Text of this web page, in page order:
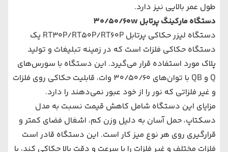
طول عمر بالایی نیز دارد.
دستگاه مارکینگ پرتابل 30/50/60w
دستگاه لیزر حکاکی پرتابل RT30P/RT50P/RT60P یک
دستگاه حکاکی فلزات است که در زمینه تبلیغات و تولید
پلاک مورد استفاده قرار می‌گیرد. این دستگاه با سورس‌های
Q و QB با توان‌های 30/50/60 وات، قابلیت حکاکی روی فلزات
و غیر فلزاتی که نور را از خود عبور نمی‌دهند را دارد.
مزایای این دستگاه شامل کاهش قیمت نسبت به مدل
دسکتاپ، حمل آسان به دلیل وزن کم، اشغال فضای کمتر و
قرارگیری روی هر نوع میز کار است. این دستگاه قادر است
فلزات مختلف و غیر فلزات را با سرعت و دقت بالا حکاکی کند، با